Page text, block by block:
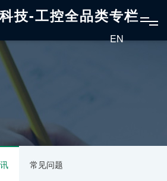
技-工控全品类专栏
EN
常见问题